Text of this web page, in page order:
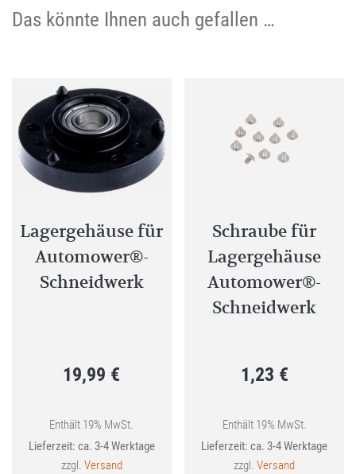
Das könnte Ihnen auch gefallen …
Lagergehäuse für
Automower®-
Schneidwerk
19,99 €
Enthält 19% MwSt.
Lieferzeit: ca. 3-4 Werktage
zzgl. Versand
Schraube für
Lagergehäuse
Automower®-
Schneidwerk
1,23 €
Enthält 19% MwSt.
Lieferzeit: ca. 3-4 Werktage
zzgl.Versand